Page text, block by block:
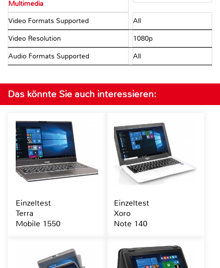
Multimedia
Video Formats Supported All
Video Resolution 1080p
Audio Formats Supported All
Das könnte Sie auch interessieren:
Einzeltest
Terra
Mobile 1550
Einzeltest
Xoro
Note 140